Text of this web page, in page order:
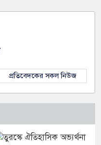
প্রতিবেদকের সকল নিউজ